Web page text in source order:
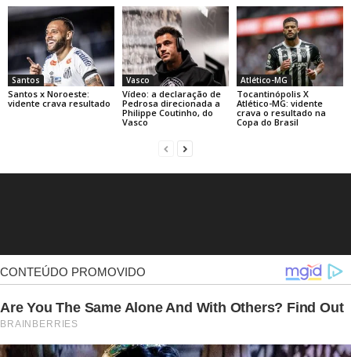
Santos
Santos x Noroeste:
vidente crava resultado
Vasco
Vídeo: a declaração de
Pedrosa direcionada a
Philippe Coutinho, do
Vasco
Atlético-MG
Tocantinópolis X
Atlético-MG: vidente
crava o resultado na
Copa do Brasil